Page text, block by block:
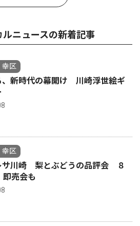
ニュースの新着記事
幸区
、新時代の幕開け 川崎浮世絵ギ
幸区
サ川崎 梨とぶどうの品評会 ８
即売会も